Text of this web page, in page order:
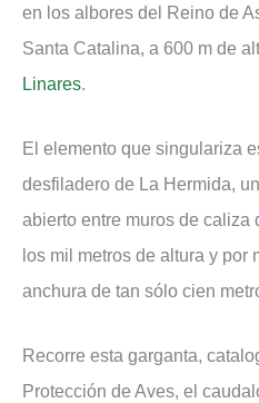
en los albores del Reino de
Santa Catalina, a 600 m de
Linares.
El elemento que singulariza
desfiladero de La Hermida,
abierto entre muros de caliza
los mil metros de altura y por
anchura de tan sólo cien
Recorre esta garganta,
Protección de Aves, el